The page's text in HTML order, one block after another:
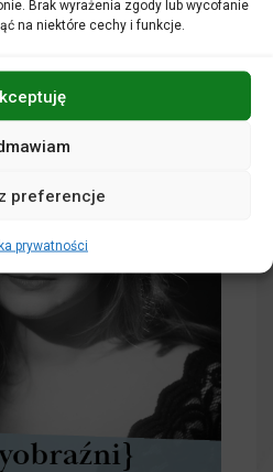
Brak wyrażenia zgody lub wycofanie
na niektóre cechy i funkcje.
preferencje
prywatności